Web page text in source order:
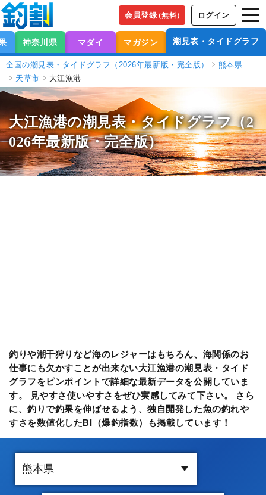
会員登録（無料） ログイン
神奈川県 マダイ マガジン 潮見表・タイドグラフ
全国の潮見表・タイドグラフ（2026年最新版・完全版）
熊本県
天草市
大江漁港
大江漁港の潮見表・タイドグラフ（2
026年最新版・完全版）
釣りや潮干狩りなど海のレジャーはもちろん、海関係のお
仕事にも欠かすことが出来ない大江漁港の潮見表・タイド
グラフをピンポイントで詳細な最新データを公開していま
す。 見やすさ使いやすさをぜひ実感してみて下さい。 さら
に、釣りで釣果を伸ばせるよう、独自開発した魚の釣れや
すさを数値化したBI（爆釣指数）も掲載しています！